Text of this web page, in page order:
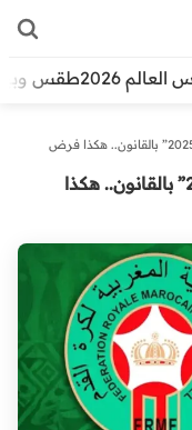
العالم 2026 طقس
فوزي لقجع يقود معركة “الكان 2025” بالقانون.. هكذا فرض
فوزي لقجع يقود معركة “الكان 2025” بالقانون.. هكذا